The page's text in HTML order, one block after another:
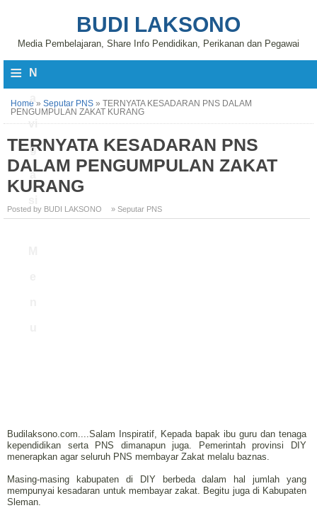
BUDI LAKSONO
Media Pembelajaran, Share Info Pendidikan, Perikanan dan Pegawai
≡ N
vi
g
a
Home » Seputar PNS » TERNYATA KESADARAN PNS DALAM
PENGUMPULAN ZAKAT KURANG
TERNYATA KESADARAN PNS
DALAM PENGUMPULAN ZAKAT
KURANG
Posted by BUDI LAKSONO » Seputar PNS
Budilaksono.com....Salam Inspiratif, Kepada bapak ibu guru dan tenaga
kependidikan serta PNS dimanapun juga. Pemerintah provinsi DIY
menerapkan agar seluruh PNS membayar Zakat melalu baznas.
Masing-masing kabupaten di DIY berbeda dalam hal jumlah yang
mempunyai kesadaran untuk membayar zakat. Begitu juga di Kabupaten
Sleman.